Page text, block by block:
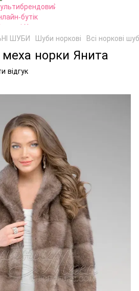
ШУБИ Шуби норкові Всі норкові
норки Янита
відгук